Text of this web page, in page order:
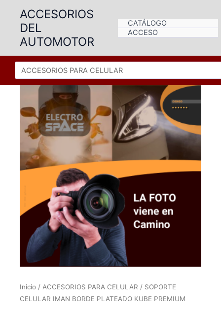
contenido
ACCESORIOS
DEL
AUTOMOTOR
CATÁLOGO
ACCESO
Inicio / ACCESORIOS PARA CELULAR / SOPORTE
CELULAR IMAN BORDE PLATEADO KUBE PREMIUM